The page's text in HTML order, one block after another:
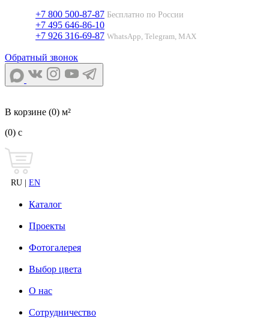
+7 800 500-87-87 Бесплатно по России
+7 495 646-86-10
+7 926 316-69-87 WhatsApp, Telegram, MAX
Обратный звонок
В корзине (0) м²
(0) c
RU | EN
Каталог
Проекты
Фотогалерея
Выбор цвета
О нас
Сотрудничество